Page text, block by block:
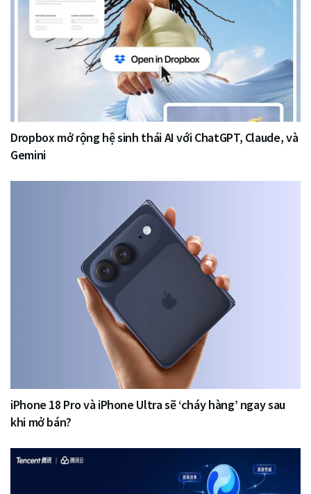
Dropbox mở rộng hệ sinh thái AI với ChatGPT, Claude, và
Gemini
iPhone 18 Pro và iPhone Ultra sẽ ‘cháy hàng’ ngay sau
khi mở bán?